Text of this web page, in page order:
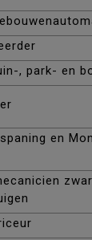
, park- en
en